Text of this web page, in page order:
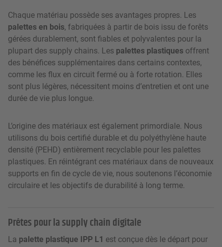
Chaque matériau possède ses avantages propres. Les
palettes en bois, fabriquées à partir de bois issu de forêts
gérées durablement, sont fiables et polyvalentes pour la
plupart des supply chains. Les palettes plastiques offrent
des bénéfices supplémentaires dans certains contextes,
comme les flux en circuit fermé ou à forte rotation. Elles
sont plus légères, nécessitent moins d’entretien et ont une
durée de vie plus longue.
L’origine des matériaux est également primordiale. Nous
utilisons du bois certifié durable et du polyéthylène haute
densité (PEHD) entièrement recyclable pour les palettes
plastiques. En réintégrant ces matériaux dans de nouveaux
supports en fin de cycle de vie, nous soutenons l’économie
circulaire et les objectifs de durabilité à long terme.
Prêtes pour la supply chain digitale
La palette plastique IPP L1 est conçue dès le départ pour